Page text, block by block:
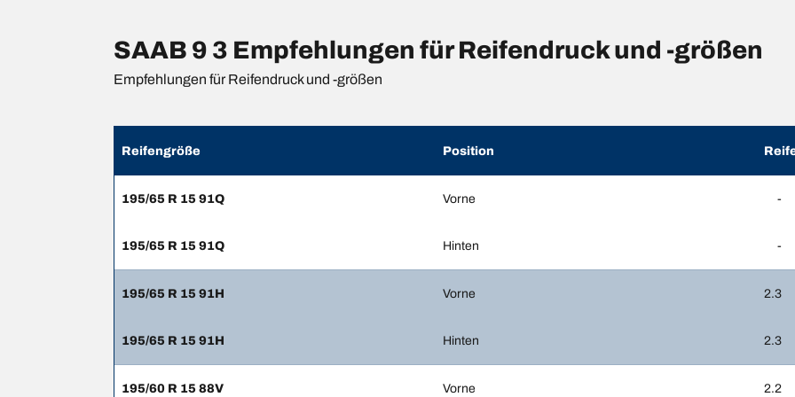
SAAB 9 3 Empfehlungen für Reifendruck und -größen
Empfehlungen für Reifendruck und -größen
Reifengröße Position
195/65 R 15 91Q Vorne -
195/65 R 15 91Q Hinten -
195/65 R 15 91H Vorne 2.3
195/65 R 15 91H Hinten 2.3
195/60 R 15 88V Vorne 2.2